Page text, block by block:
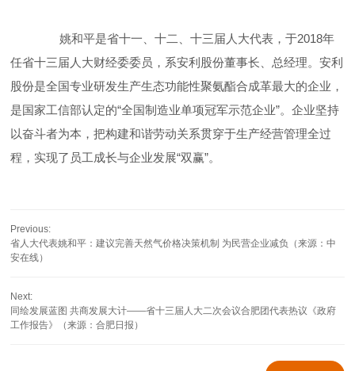
姚和平是省十一、十二、十三届人大代表，于2018年
任省十三届人大财经委委员，系安利股份董事长、总经理。安利
股份是全国专业研发生产生态功能性聚氨酯合成革最大的企业，
是国家工信部认定的“全国制造业单项冠军示范企业”。企业坚持
以奋斗者为本，把构建和谐劳动关系贯穿于生产经营管理全过
程，实现了员工成长与企业发展“双赢”。
Previous:
省人大代表姚和平：建议完善天然气价格决策机制 为民营企业减负（来源：中
安在线）
Next:
同绘发展蓝图 共商发展大计——省十三届人大二次会议合肥团代表热议《政府
工作报告》（来源：合肥日报）